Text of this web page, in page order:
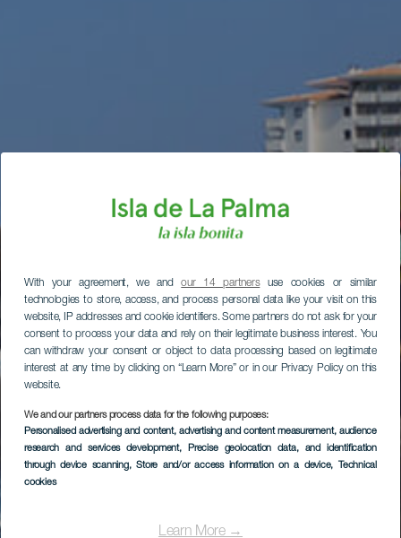
With your agreement, we andour 14 partnersuse cookies or similar
technologies to store, access, and process personal data like your visit on this
website, IP addresses and cookie identifiers. Some partners do not ask for your
consent to process your data and rely on their legitimate business interest. You
can withdraw your consent or object to data processing based on legitimate
interest at any time by clicking on “Learn More” or in our Privacy Policy on this
website.
We and our partners process data for the following purposes:
Personalised advertising and content, advertising and content measurement, audience
research and services development, Precise geolocation data, and identification
through device scanning, Store and/or access information on a device, Technical
cookies
Learn More →